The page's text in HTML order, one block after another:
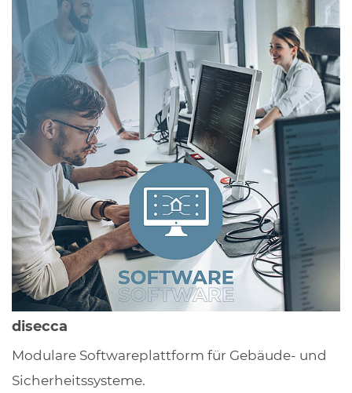
disecca
Modulare Softwareplattform für Gebäude- und
Sicherheitssysteme.